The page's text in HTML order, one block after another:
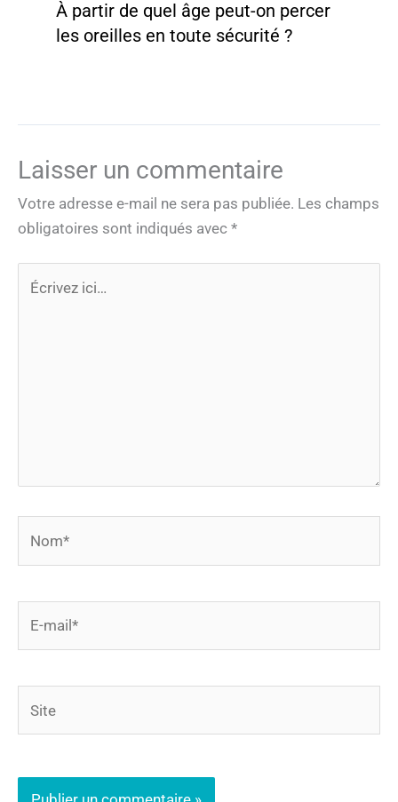
À partir de quel âge peut-on percer
les oreilles en toute sécurité ?
Laisser un commentaire
Votre adresse e-mail ne sera pas publiée. Les champs
obligatoires sont indiqués avec *